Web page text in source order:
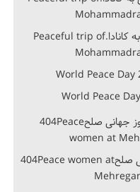
سفر صلح ظلبانه محمدرفیع صادقی به کانادا.Peaceful trip of
بانوان صلح در جشن مهرگان و روز جهانی صلح404Peace women at